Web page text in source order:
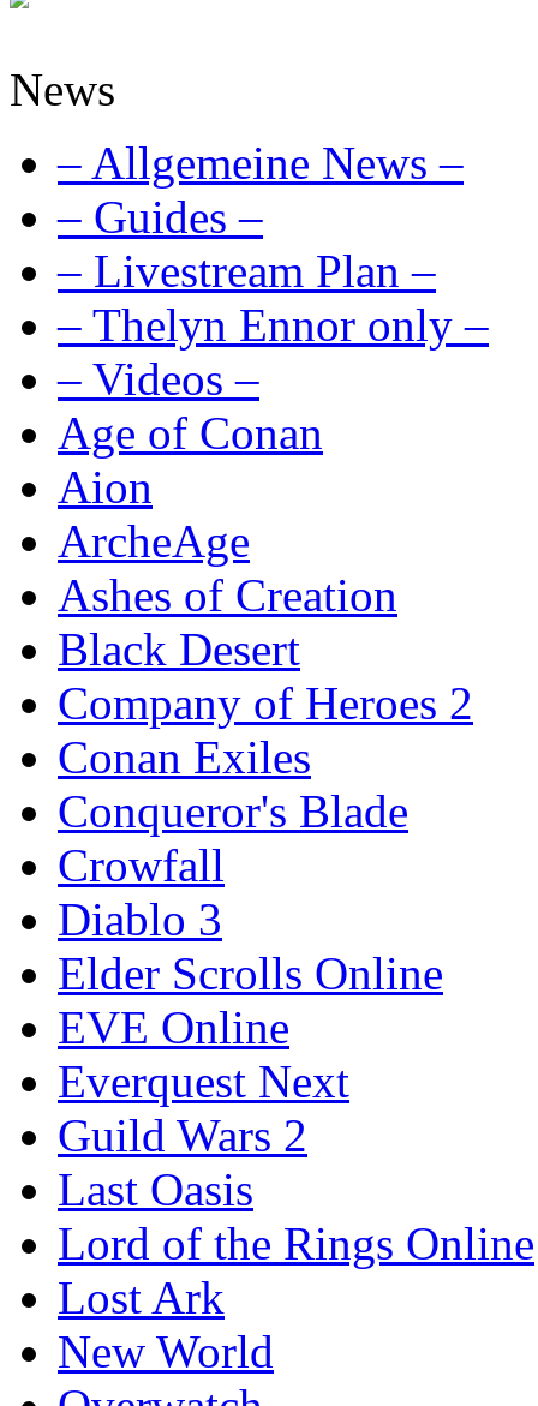
News
– Allgemeine News –
– Guides –
– Livestream Plan –
– Thelyn Ennor only –
– Videos –
Age of Conan
Aion
ArcheAge
Ashes of Creation
Black Desert
Company of Heroes 2
Conan Exiles
Conqueror's Blade
Crowfall
Diablo 3
Elder Scrolls Online
EVE Online
Everquest Next
Guild Wars 2
Last Oasis
Lord of the Rings Online
Lost Ark
New World